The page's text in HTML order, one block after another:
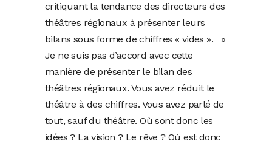
critiquant la tendance des directeurs des
théâtres régionaux à présenter leurs
bilans sous forme de chiffres « vides ». »
Je ne suis pas d’accord avec cette
manière de présenter le bilan des
théâtres régionaux. Vous avez réduit le
théâtre à des chiffres. Vous avez parlé de
tout, sauf du théâtre. Où sont donc les
idées ? La vision ? Le rêve ? Où est donc